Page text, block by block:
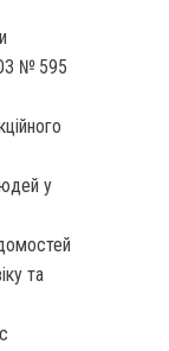
№ 595
у
та